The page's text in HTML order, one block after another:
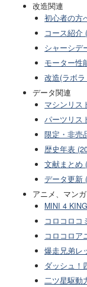
改造関連
初心者の方
コース紹介
シャーシデ
モーター性
改造(ラボ
データ関連
マシンリス
パーツリス
限定・非売
歴史年表
文献まとめ
データ更新
アニメ、マンガ
MINI 4
コロコロコ
コロコロア
爆走兄弟レ
ダッシュ！
二ツ星駆動